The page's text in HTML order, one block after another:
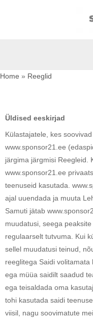
Home Reeglid
Üldised eeskirjad
Külastajatele, kes
www.sponsor21.ee
järgima järgmisi Reegleid.
www.sponsor21.ee
teenuseid kasutada.
ajal uuendada ja muuta
Samuti jätab
muudatusi, seega
regulaarselt tutvuma. Kui
sellel muudatusi teinud,
reeglitega Saidi
ega müüa saidilt saadud
ega teisaldada oma
tohi kasutada saidi
viisil, nagu soovimatute